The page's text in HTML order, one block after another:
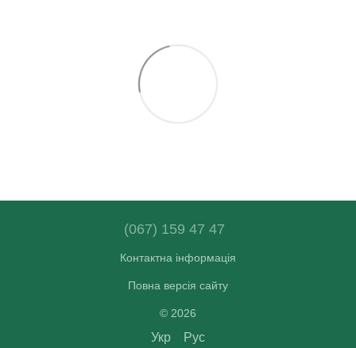
(067) 159 47 47
Контактна інформація
Повна версія сайту
© 2026
Укр Рус